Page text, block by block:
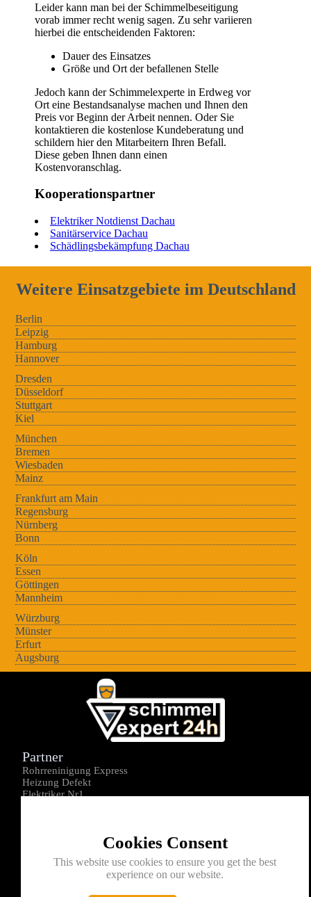
Leider kann man bei der Schimmelbeseitigung
vorab immer recht wenig sagen. Zu sehr variieren
hierbei die entscheidenden Faktoren:
Dauer des Einsatzes
Größe und Ort der befallenen Stelle
Jedoch kann der Schimmelexperte in Erdweg vor
Ort eine Bestandsanalyse machen und Ihnen den
Preis vor Beginn der Arbeit nennen. Oder Sie
kontaktieren die kostenlose Kundeberatung und
schildern hier den Mitarbeitern Ihren Befall.
Diese geben Ihnen dann einen
Kostenvoranschlag.
Kooperationspartner
Elektriker Notdienst Dachau
Sanitärservice Dachau
Schädlingsbekämpfung Dachau
Weitere Einsatzgebiete im Deutschland
Berlin
Leipzig
Hamburg
Hannover
Dresden
Düsseldorf
Stuttgart
Kiel
München
Bremen
Wiesbaden
Mainz
Frankfurt am Main
Regensburg
Nürnberg
Bonn
Köln
Essen
Göttingen
Mannheim
Würzburg
Münster
Erfurt
Augsburg
Cookies Consent
This website use cookies to ensure you get the best
experience on our website.
Partner
Rohrreninigung Express
Heizung Defekt
Elektriker Nr1
Kontakt